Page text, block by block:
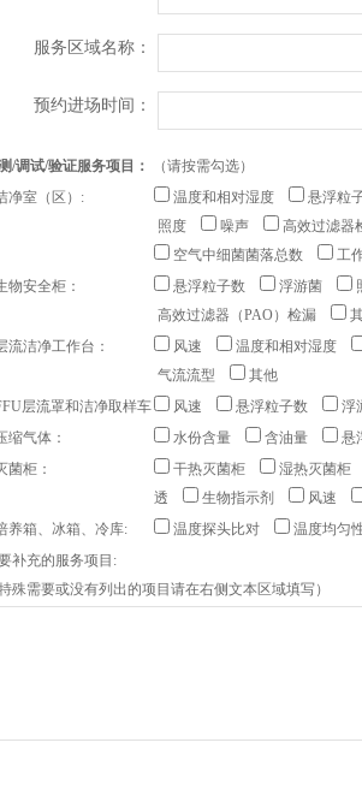
服务区域名称：
预约进场时间：
/调试/验证服务项目：
（请按需勾选）
净室（区）:
温度和相对湿度 悬浮粒
照度
噪声 高效过滤器
空气中细菌菌落总数
工
物安全柜：
悬浮粒子数 浮游菌
高效过滤器（PAO）检漏
流洁净工作台：
风速 温度和相对湿度
气流流型
其他
层流罩和洁净取样车
风速 悬浮粒子数 浮
缩气体：
水份含量 含油量 悬
菌柜：
干热灭菌柜 湿热灭菌柜
透
生物指示剂 风速
养箱、冰箱、冷库:
温度探头比对 温度均匀
补充的服务项目:
特殊需要或没有列出的项目请在右侧文本区域填写）